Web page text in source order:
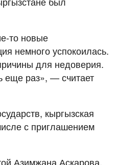
то новые
немного успокоилась.
для недоверия.
еще раз», — считает
кыргызская
с приглашением
Азимжана Аскарова.